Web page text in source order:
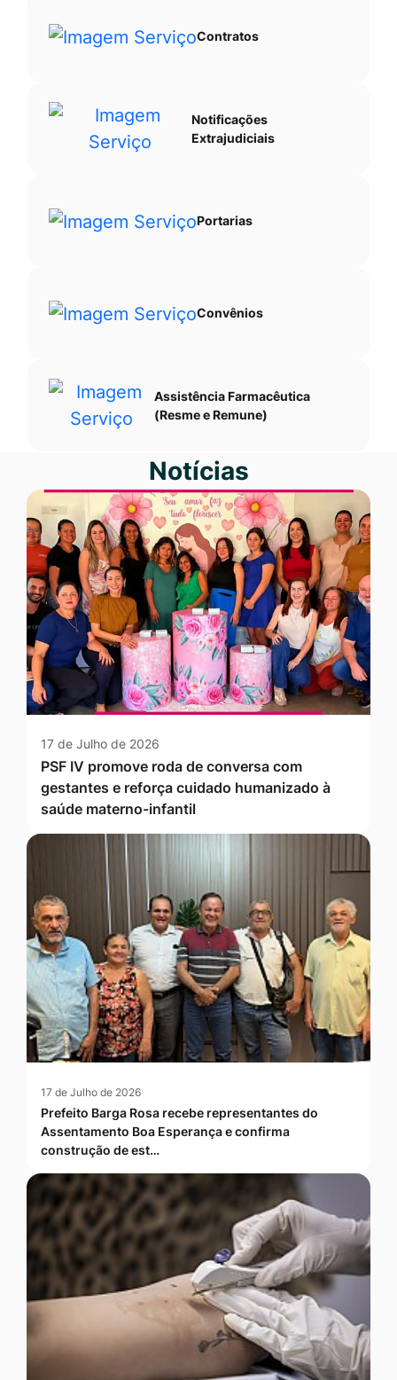
Contratos
Notificações
Extrajudiciais
Portarias
Convênios
Assistência Farmacêutica
(Resme e Remune)
Notícias
17 de Julho de 2026
PSF IV promove roda de conversa com
gestantes e reforça cuidado humanizado à
saúde materno-infantil
17 de Julho de 2026
Prefeito Barga Rosa recebe representantes do
Assentamento Boa Esperança e confirma
construção de est…